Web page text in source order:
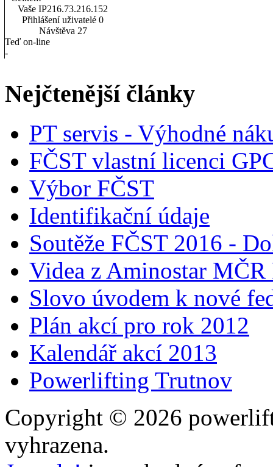
Vaše IP216.73.216.152
Přihlášení uživatelé 0
Návštěva 27
Teď on-line
-
Nejčtenější články
PT servis - Výhodné
FČST vlastní licenci
Výbor FČST
Identifikační údaje
Soutěže FČST 2016 -
Videa z Aminostar MČR
Slovo úvodem k nové
Plán akcí pro rok 2012
Kalendář akcí 2013
Powerlifting Trutnov
Copyright © 2026
vyhrazena.